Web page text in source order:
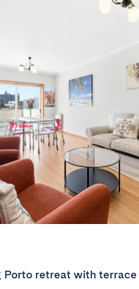
Porto retreat with terrace